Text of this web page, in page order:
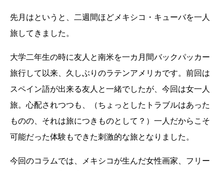
先月はというと、二週間ほどメキシコ・キューバを一人
旅してきました。
大学二年生の時に友人と南米を一カ月間バックパッカー
旅行して以来、久しぶりのラテンアメリカです。前回は
スペイン語が出来る友人と一緒でしたが、今回は女一人
旅。心配されつつも、（ちょっとしたトラブルはあった
ものの、それは旅につきものとして？）一人だからこそ
可能だった体験もできた刺激的な旅となりました。
今回のコラムでは、メキシコが生んだ女性画家、フリー